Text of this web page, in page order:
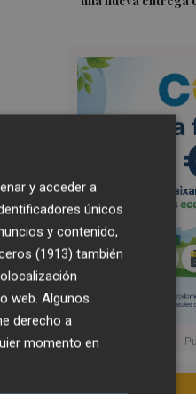
y acceder a
únicos
y contenido,
(1913) también
web. Algunos
derecho a
momento en